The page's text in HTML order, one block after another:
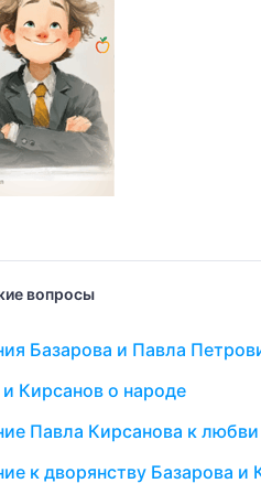
вопросы
Базарова и Павла
Кирсанов о народе
Павла Кирсанова к любви
к дворянству Базарова и